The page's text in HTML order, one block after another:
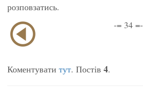
розповзатись.
-= 34 =-
Коментувати тут. Постів 4.